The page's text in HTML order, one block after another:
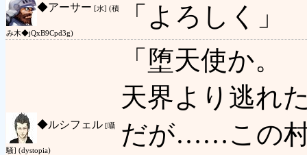
◆アーサー [水] (積
み木◆jQxB9Cpd3g)
「よろしく」
◆ルシフェル [囁
騒] (dystopia)
「堕天使か。
天界より逃れ
だが……この村